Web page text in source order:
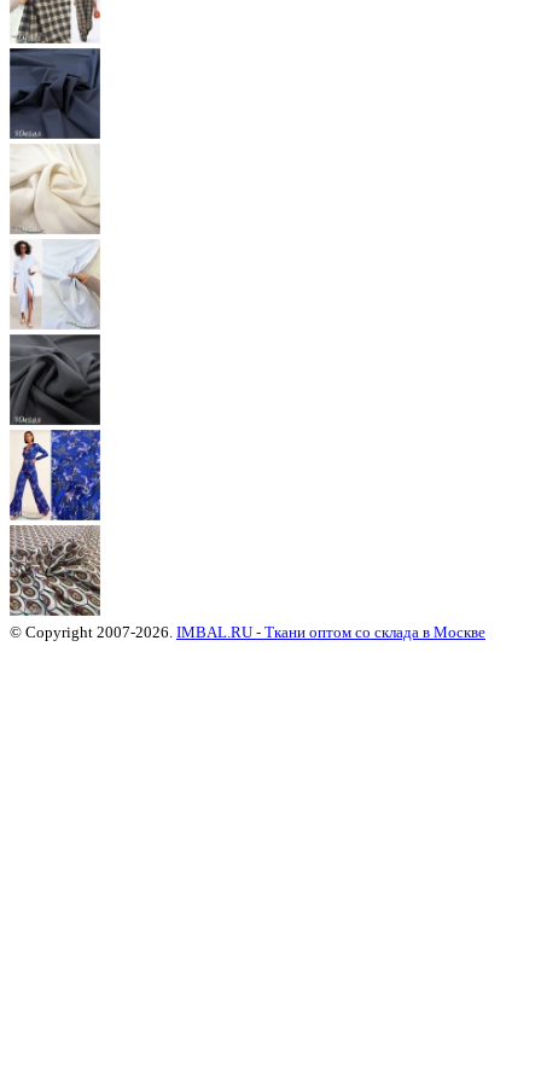
© Copyright 2007-2026. IMBAL.RU - Ткани оптом со склада в Москве